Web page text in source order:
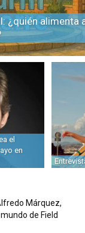
¿quién alimenta
el
en
Márquez,
de Field